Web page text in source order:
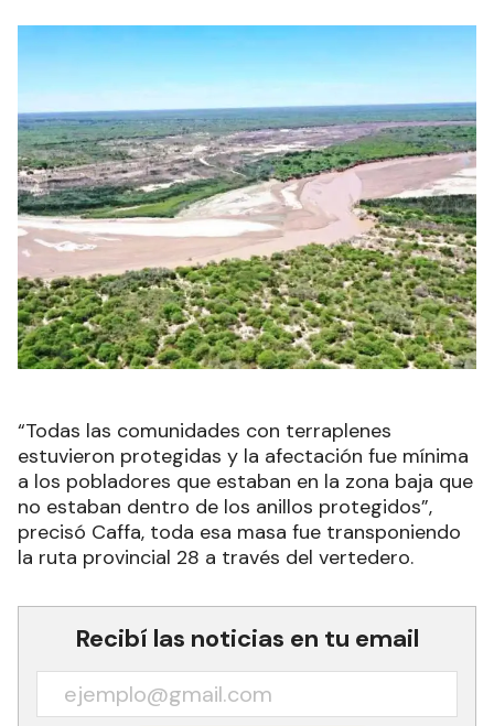
“Todas las comunidades con terraplenes
estuvieron protegidas y la afectación fue mínima
a los pobladores que estaban en la zona baja que
no estaban dentro de los anillos protegidos”,
precisó Caffa, toda esa masa fue transponiendo
la ruta provincial 28 a través del vertedero.
Recibí las noticias en tu email